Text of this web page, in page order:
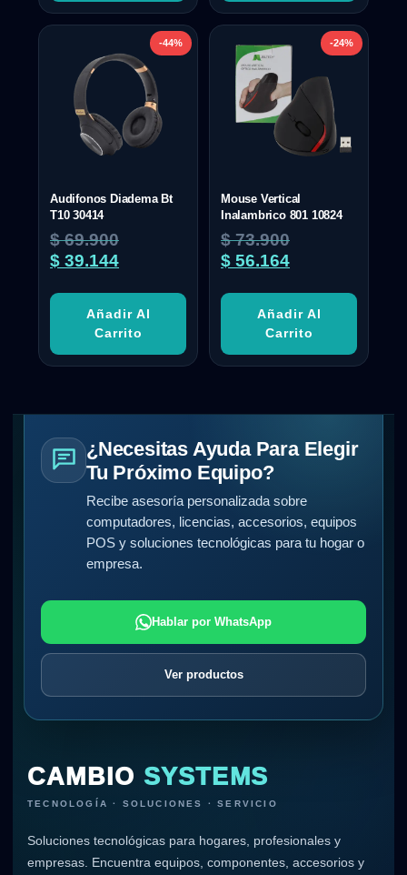
-44%
Audifonos Diadema Bt
T10 30414
$69.900
$ 39.144
Añadir Al
Carrito
-24%
Mouse Vertical
Inalambrico 801 10824
$73.900
$ 56.164
Añadir Al
Carrito
¿Necesitas Ayuda Para Elegir
Tu Próximo Equipo?
Recibe asesoría personalizada sobre
computadores, licencias, accesorios, equipos
POS y soluciones tecnológicas para tu hogar o
empresa.
Hablar por WhatsApp
Ver productos
CAMBIO SYSTEMS
TECNOLOGÍA · SOLUCIONES · SERVICIO
Soluciones tecnológicas para hogares, profesionales y
empresas. Encuentra equipos, componentes, accesorios y